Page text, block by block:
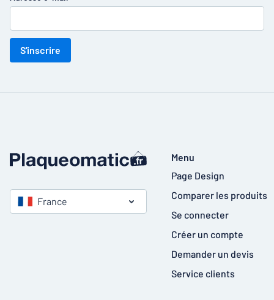
S'inscrire
France
Menu
Page Design
Comparer les produits
Se connecter
Créer un compte
Demander un devis
Service clients